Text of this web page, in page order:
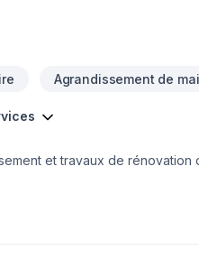
Agrandissement de
et travaux de rénovation
talus,